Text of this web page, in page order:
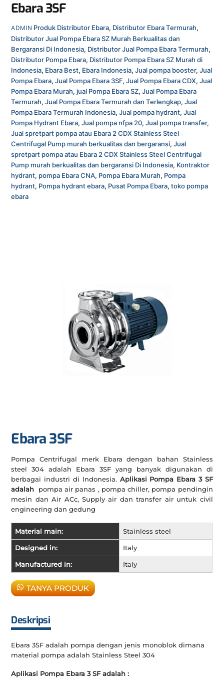
Ebara 3SF
ADMIN Produk Distributor Ebara, Distributor Ebara Termurah,
Distributor Jual Pompa Ebara SZ Murah Berkualitas dan
Bergaransi Di Indonesia, Distributor Jual Pompa Ebara Termurah,
Distributor Pompa Ebara, Distributor Pompa Ebara SZ Murah di
Indonesia, Ebara Best, Ebara Indonesia,Jual pompa booster,Jual
Pompa Ebara,Jual Pompa Ebara 3SF,Jual Pompa Ebara CDX,Jual
Pompa Ebara Murah, jual Pompa Ebara SZ,Jual Pompa Ebara
Termurah,Jual Pompa Ebara Termurah dan Terlengkap,Jual
Pompa Ebara Termurah Indonesia,Jual pompa hydrant,Jual
Pompa Hydrant Ebara,Jual pompa nfpa 20,Jual pompa transfer,
Jual spretpart pompa atau Ebara 2 CDX Stainless Steel
Centrifugal Pump murah berkualitas dan bergaransi,Jual
spretpart pompa atau Ebara 2 CDX Stainless Steel Centrifugal
Pump murah berkualitas dan bergaransi Di Indonesia, Kontraktor
hydrant, pompa Ebara CNA, Pompa Ebara Murah, Pompa
hydrant, Pompa hydrant ebara, Pusat Pompa Ebara,toko pompa
ebara
Ebara 3SF
Pompa Centrifugal merk Ebara dengan bahan Stainless
steel 304 adalah Ebara 3SF yang banyak digunakan di
berbagai industri di Indonesia. Aplikasi Pompa Ebara 3 SF
adalah pompa air panas , pompa chiller, pompa pendingin
mesin dan Air ACc, Supply air dan transfer air untuk civil
engineering dan gedung
Material main: Stainless steel
Designed in: Italy
Manufactured in: Italy
TANYA PRODUK
Deskripsi
Ebara 3SF adalah pompa dengan jenis monoblok dimana
material pompa adalah Stainless Steel 304
Aplikasi Pompa Ebara 3 SF adalah :